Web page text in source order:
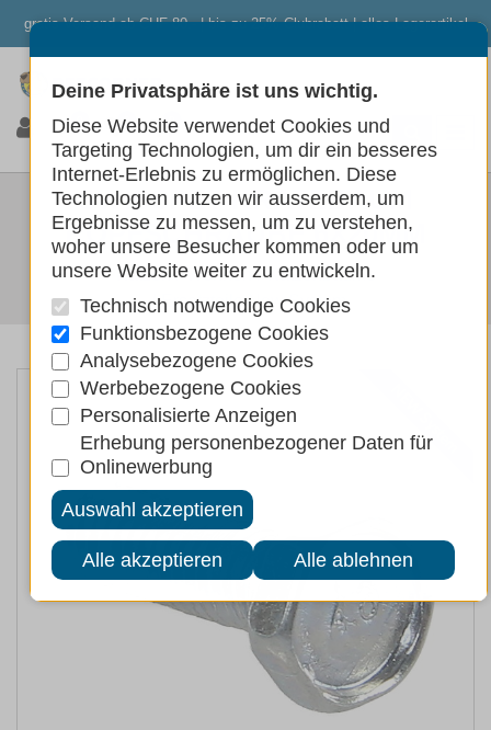
gratis Versand ab CHF 80.- | bis zu 25% Clubrabatt | alles Lagerartikel
0 0 0
SWISSPET KRATZBAUM
KOPFSCHRAUBE 6X20MM
Katzen Wohnen
Katzenbäume
Ersatzteile New System
NEW System
Deine Privatsphäre ist uns wichtig.
Diese Website verwendet Cookies und
Targeting Technologien, um dir ein besseres
Internet-Erlebnis zu ermöglichen. Diese
Technologien nutzen wir ausserdem, um
Ergebnisse zu messen, um zu verstehen,
woher unsere Besucher kommen oder um
unsere Website weiter zu entwickeln.
Technisch notwendige Cookies
Funktionsbezogene Cookies
Analysebezogene Cookies
Werbebezogene Cookies
Personalisierte Anzeigen
Erhebung personenbezogener Daten für
Onlinewerbung